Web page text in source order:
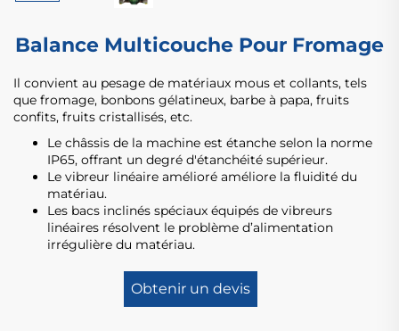
Balance Multicouche Pour Fromage
Il convient au pesage de matériaux mous et collants, tels
que fromage, bonbons gélatineux, barbe à papa, fruits
confits, fruits cristallisés, etc.
Le châssis de la machine est étanche selon la norme
IP65, offrant un degré d'étanchéité supérieur.
Le vibreur linéaire amélioré améliore la fluidité du
matériau.
Les bacs inclinés spéciaux équipés de vibreurs
linéaires résolvent le problème d’alimentation
irrégulière du matériau.
Obtenir un devis